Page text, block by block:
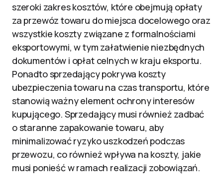
szeroki zakres kosztów, które obejmują opłaty
za przewóz towaru do miejsca docelowego oraz
wszystkie koszty związane z formalnościami
eksportowymi, w tym załatwienie niezbędnych
dokumentów i opłat celnych w kraju eksportu.
Ponadto sprzedający pokrywa koszty
ubezpieczenia towaru na czas transportu, które
stanowią ważny element ochrony interesów
kupującego. Sprzedający musi również zadbać
o staranne zapakowanie towaru, aby
minimalizować ryzyko uszkodzeń podczas
przewozu, co również wpływa na koszty, jakie
musi ponieść w ramach realizacji zobowiązań.